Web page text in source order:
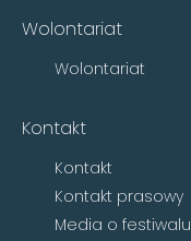
Wolontariat
Wolontariat
Kontakt
Kontakt
Kontakt prasowy
Media o festiwalu